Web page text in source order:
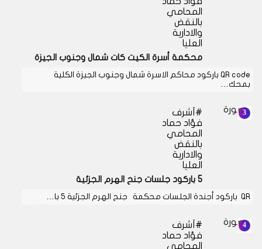
المحامي
بالنقض
والادارية
العليا
محكمة أسرة الكيت كات شمال وجنوب الجيزة
QR code باركود محاكم الاسرة شمال وجنوب الجيزة الكلية
بمحك…
أشرف
فؤاد حماد
المحامي
بالنقض
والادارية
العليا
5 باركود جلسات جنح الهرم الجزئية
QR باركود أجندة الجلسات محكمة جنح الهرم الجزئية 5 با…
أشرف
فؤاد حماد
المحامي